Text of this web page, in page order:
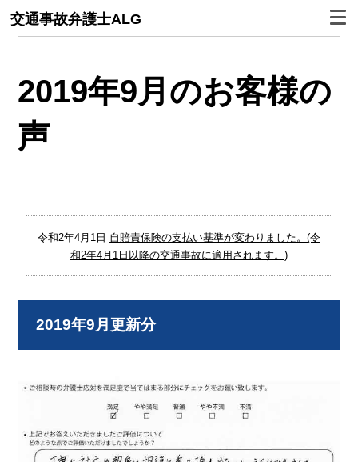
交通事故弁護士ALG
2019年9月のお客様の
声
令和2年4月1日 自賠責保険の支払い基準が変わりました。(令
和2年4月1日以降の交通事故に適用されます。)
2019年9月更新分